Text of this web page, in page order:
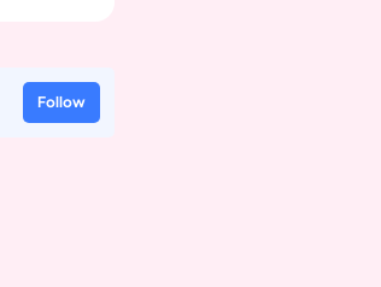
Follow